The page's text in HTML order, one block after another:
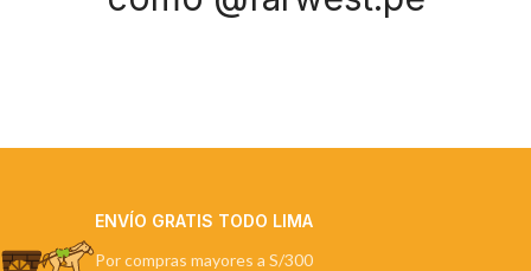
ENVÍO GRATIS TODO LIMA
Por compras mayores a S/300